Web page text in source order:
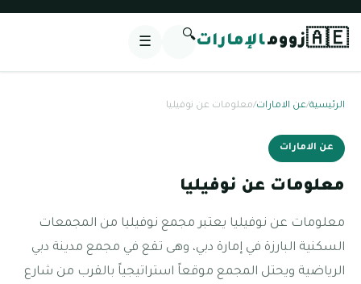
🇦🇪زوومالإمارات🔍
☰
الرئيسية/عن الامارات/معلومات عن نوفيليا
عن الامارات
معلومات عن نوفيليا
معلومات عن نوفيليا يعتبر مجمع نوفيليا من المجمعات
السكنية البارزة في إمارة دبي، وهى تقع في مجمع مدينة دبي
الرياضية ويحتل المجمع موقعاً استراتيجياً بالقرب من شارع